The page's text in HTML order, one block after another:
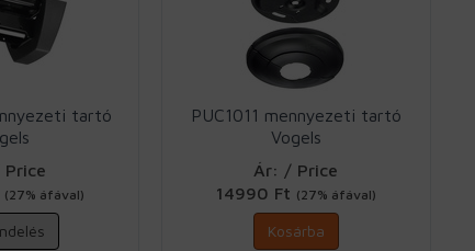
tartó
(27% áfával)
PUC1011 mennyezeti tartó
Vogels
Ár: / Price
14990 Ft (27% áfával)
Kosárba